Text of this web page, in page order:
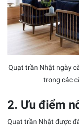
Quạt trần Nhật ngày
trong các
2. Ưu điểm
Quạt trần Nhật được